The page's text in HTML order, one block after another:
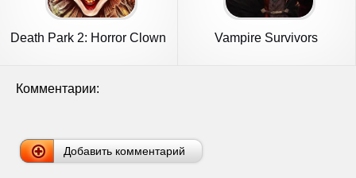
Death Park 2: Horror Clown Vampire Survivors
Комментарии:
Добавить комментарий